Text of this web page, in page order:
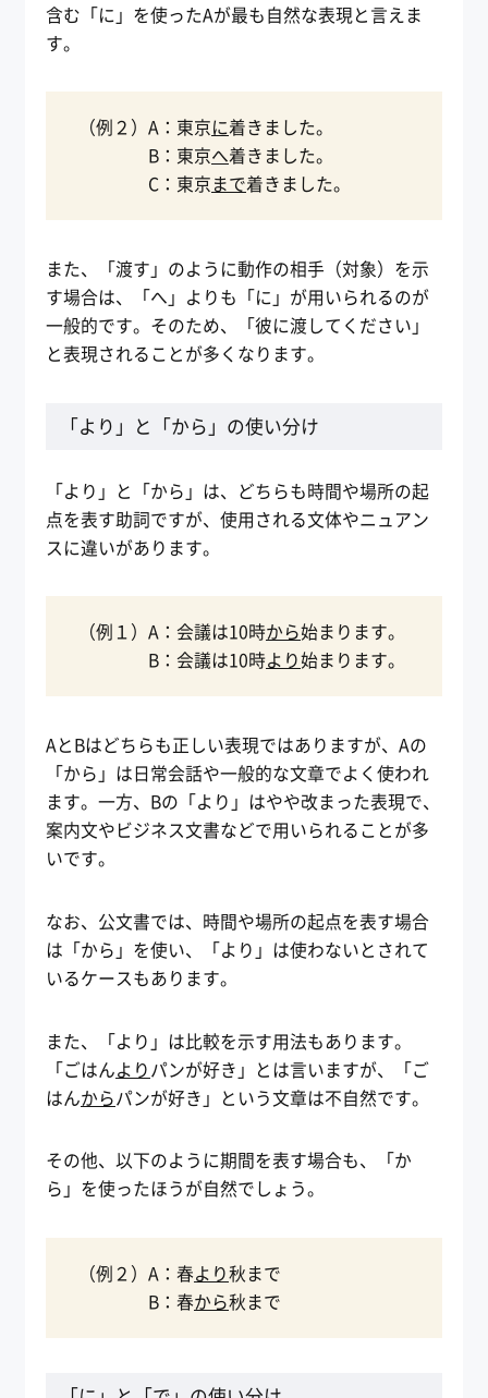
含む「に」を使ったAが最も自然な表現と言えま
す。
（例２）A：東京に着きました。
B：東京へ着きました。
C：東京まで着きました。
また、「渡す」のように動作の相手（対象）を示
す場合は、「へ」よりも「に」が用いられるのが
一般的です。そのため、「彼に渡してください」
と表現されることが多くなります。
「より」と「から」の使い分け
「より」と「から」は、どちらも時間や場所の起
点を表す助詞ですが、使用される文体やニュアン
スに違いがあります。
（例１）A：会議は10時から始まります。
B：会議は10時より始まります。
AとBはどちらも正しい表現ではありますが、Aの
「から」は日常会話や一般的な文章でよく使われ
ます。一方、Bの「より」はやや改まった表現で、
案内文やビジネス文書などで用いられることが多
いです。
なお、公文書では、時間や場所の起点を表す場合
は「から」を使い、「より」は使わないとされて
いるケースもあります。
また、「より」は比較を示す用法もあります。
「ごはんよりパンが好き」とは言いますが、「ご
はんからパンが好き」という文章は不自然です。
その他、以下のように期間を表す場合も、「か
ら」を使ったほうが自然でしょう。
（例２）A：春より秋まで
B：春から秋まで